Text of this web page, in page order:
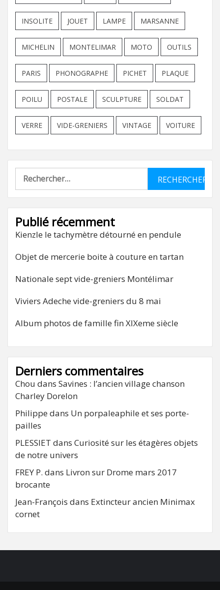
INSOLITE JOUET LAMPE MARSANNE
MICHELIN MONTELIMAR MOTO OUTILS
PARIS PHONOGRAPHE PICHET PLAQUE
POILU POSTALE SCULPTURE SOLDAT
VERRE VIDE-GRENIERS VINTAGE VOITURE
Rechercher :
Publié récemment
Kienzle le tachymètre détourné en pendule
Objet de mercerie boite à couture en tartan
Nationale sept vide-greniers Montélimar
Viviers Adeche vide-greniers du 8 mai
Album photos de famille fin XIXeme siècle
Derniers commentaires
Chou dans Savines : l’ancien village chanson
Charley Dorelon
Philippe dans Un porpaleaphile et ses porte-
pailles
PLESSIET dans Curiosité sur les étagères objets
de notre univers
FREY P. dans Livron sur Drome mars 2017
brocante
Jean-François dans Extincteur ancien Minimax
cornet